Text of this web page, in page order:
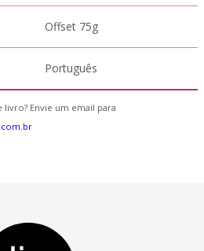
Offset 75g
Português
Envie um email para